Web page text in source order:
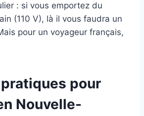
: si vous emportez du
(110 V), là il vous faudra un
pour un voyageur français,
pour
Nouvelle-